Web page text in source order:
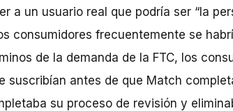
a un usuario real que podría ser “la
consumidores frecuentemente se
de la demanda de la FTC, los
suscribían antes de que Match
su proceso de revisión y